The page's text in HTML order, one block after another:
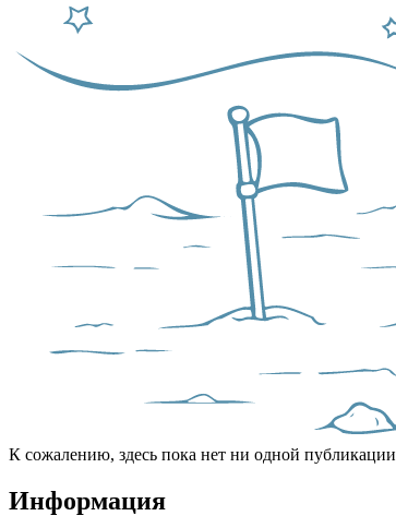
К сожалению, здесь пока нет ни одной публикации
Информация